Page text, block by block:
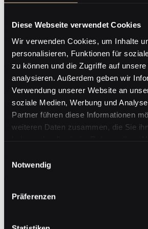
Diese Webseite verwendet Cookies
Wir verwenden Cookies, um Inhalte
personalisieren, Funktionen für
zu können und die Zugriffe auf
analysieren. Außerdem geben wir
Verwendung unserer Website an
soziale Medien, Werbung und
Partner führen diese Informationen
weiteren Daten zusammen, die Sie
Notwendig
Präferenzen
Erklärung zur
Im Rahmen unserer
einen Überblick über den Stand der
beschriebenen Dienstleistung(en) mit den
Barrierefreiheit nach gesetzlichen
dem Barrierefreiheitsstärkungsgesetz –
Angaben zum
E-Mail: hello@middendorf-home.de
Link zur Website:
http://